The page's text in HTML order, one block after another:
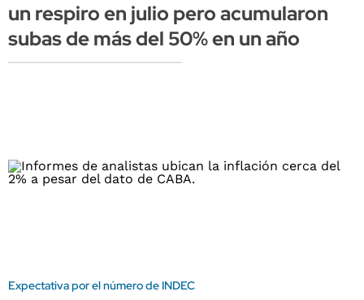
un respiro en julio pero acumularon
subas de más del 50% en un año
Expectativa por el número de INDEC